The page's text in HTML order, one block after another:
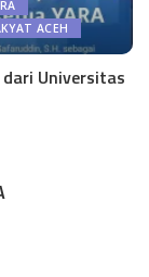
ACEH
dari Universitas